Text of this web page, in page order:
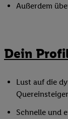
Außerdem
Dein
Lust auf die
Quereinsteiger
Schnelle und